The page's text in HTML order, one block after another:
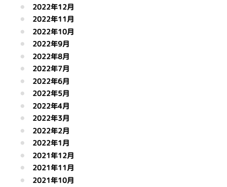
2022年12月
2022年11月
2022年10月
2022年9月
2022年8月
2022年7月
2022年6月
2022年5月
2022年4月
2022年3月
2022年2月
2022年1月
2021年12月
2021年11月
2021年10月